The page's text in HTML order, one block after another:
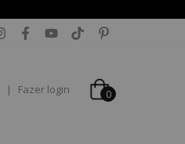
| Fazer login 0